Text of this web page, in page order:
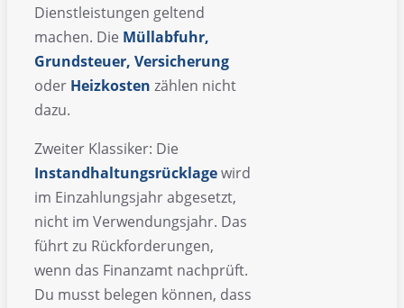
Dienstleistungen geltend
machen. Die Müllabfuhr,
Grundsteuer, Versicherung
oder Heizkosten zählen nicht
dazu.
Zweiter Klassiker: Die
Instandhaltungsrücklagewird
im Einzahlungsjahr abgesetzt,
nicht im Verwendungsjahr. Das
führt zu Rückforderungen,
wenn das Finanzamt nachprüft.
Du musst belegen können, dass